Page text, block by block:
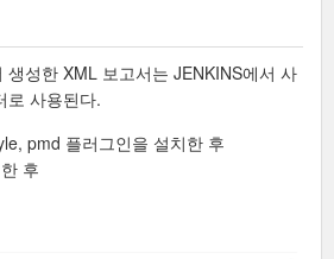
성한 XML 보고서는 JENKINS에서 사
로 사용된다.
pmd 플러그인을 설치한 후
후